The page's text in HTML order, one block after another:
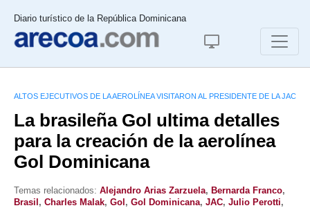
Diario turístico de la República Dominicana
ALTOS EJECUTIVOS DE LA AEROLÍNEA VISITARON AL PRESIDENTE DE LA JAC
La brasileña Gol ultima detalles
para la creación de la aerolínea
Gol Dominicana
Temas relacionados: Alejandro Arias Zarzuela, Bernarda Franco,
Brasil , Charles Malak, Gol , Gol Dominicana, JAC, Julio Perotti,